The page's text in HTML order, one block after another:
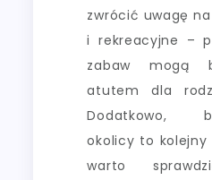
zwrócić uwagę
i rekreacyjne –
zabaw mogą
atutem dla
Dodatkowo,
okolicy to kolejny
warto